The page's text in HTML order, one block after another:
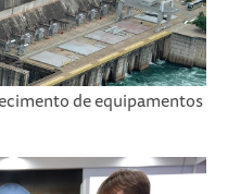
de equipamentos